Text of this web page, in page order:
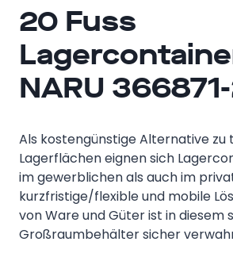
20 Fuss
NARU
Als kostengünstige Alternative zu
Lagerflächen eignen sich
im gewerblichen als auch im
kurzfristige/flexible und mobile
von Ware und Güter ist in diesem
Großraumbehälter sicher